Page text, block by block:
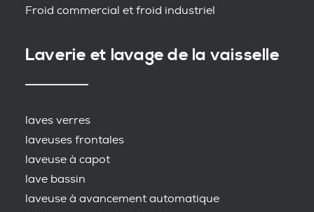
Froid commercial et froid industriel
Laverie et lavage de la vaisselle
laves verres
laveuses frontales
laveuse à capot
lave bassin
laveuse à avancement automatique